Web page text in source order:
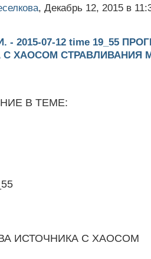
, Декабрь 12, 2015 в
- 2015-07-12 time 19_55
С ХАОСОМ СТРАВЛИВАНИЯ
В ТЕМЕ:
ИСТОЧНИКА С ХАОСОМ